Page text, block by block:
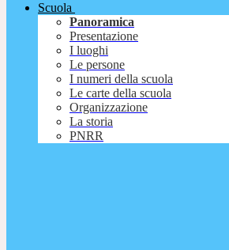
Scuola
Panoramica
Presentazione
I luoghi
Le persone
I numeri della scuola
Le carte della scuola
Organizzazione
La storia
PNRR